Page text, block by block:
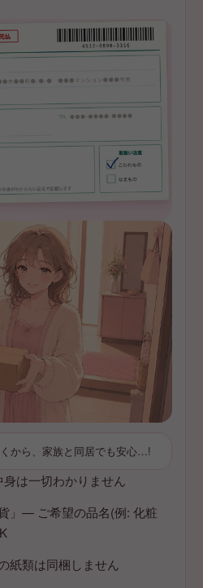
から、家族と同居でも安心…!
は一切わかりません
」— ご希望の品名(例: 化粧
紙類は同梱しません